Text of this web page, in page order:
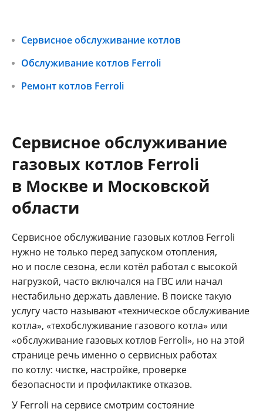
Сервисное обслуживание котлов
Обслуживание котлов Ferroli
Ремонт котлов Ferroli
Сервисное обслуживание
газовых котлов Ferroli
в Москве и Московской
области
Сервисное обслуживание газовых котлов Ferroli
нужно не только перед запуском отопления,
но и после сезона, если котёл работал с высокой
нагрузкой, часто включался на ГВС или начал
нестабильно держать давление. В поиске такую
услугу часто называют «техническое обслуживание
котла», «техобслуживание газового котла» или
«обслуживание газовых котлов Ferroli», но на этой
странице речь именно о сервисных работах
по котлу: чистке, настройке, проверке
безопасности и профилактике отказов.
У Ferroli на сервисе смотрим состояние